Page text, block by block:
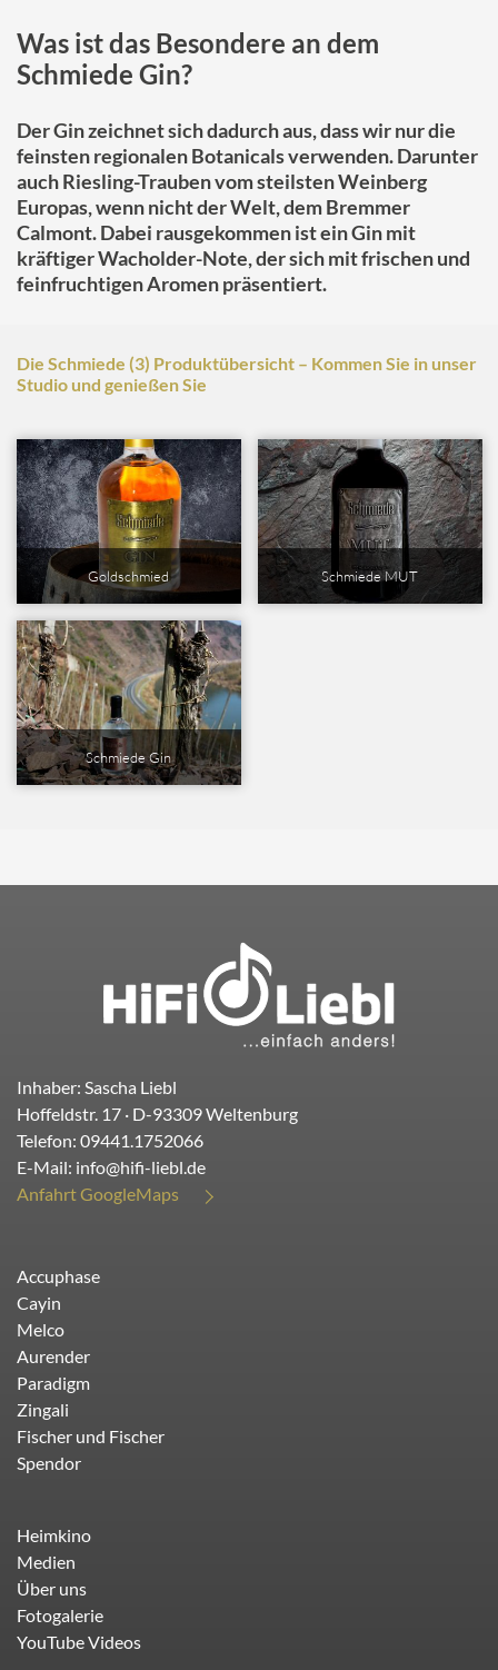
Was ist das Besondere an dem
Schmiede Gin?
Der Gin zeichnet sich dadurch aus, dass wir nur die
feinsten regionalen Botanicals verwenden.Darunter
auch Riesling-Trauben vomsteilsten Weinberg
Europas, wenn nicht der Welt, dem Bremmer
Calmont. Dabei rausgekommen ist ein Gin mit
kräftiger Wacholder-Note, der sich mit frischen und
feinfruchtigen Aromen präsentiert.
Die Schmiede (3) Produktübersicht – Kommen Sie in unser
Studio und genießen Sie
Goldschmied Schmiede MUT
Schmiede Gin
Inhaber: Sascha Liebl
Hoffeldstr. 17 · D-93309Weltenburg
Telefon: 09441.1752066
E-Mail: info@hifi-liebl.de
Anfahrt GoogleMaps
Accuphase
Cayin
Melco
Aurender
Paradigm
Zingali
Fischer und Fischer
Spendor
Heimkino
Medien
Über uns
Fotogalerie
YouTube Videos